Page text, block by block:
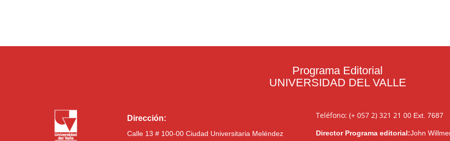
Programa Editorial
UNIVERSIDAD DEL VALLE
Dirección:
Calle 13 # 100-00 Ciudad Universitaria Meléndez
Teléfono: (+ 057 2) 321 21 00Ext. 7687
Director Programa editorial:John